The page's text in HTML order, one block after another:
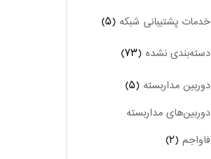
خدمات پشتیبانی شبکه (۵)
دسته‌بندی نشده (۷۳)
دوربین‌ مداربسته (۵)
دوربین‌های مداربسته
فاواجم (۲)